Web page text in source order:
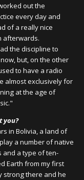
out the
every day and
of a really nice
afterwards.
the discipline to
but, on the other
to have a radio
almost exclusively for
at the age of
you?
in Bolivia, a land of
a number of native
and a type of ten-
Earth from my first
strong there and he